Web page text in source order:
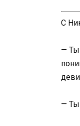
С
— Ты
— Ты